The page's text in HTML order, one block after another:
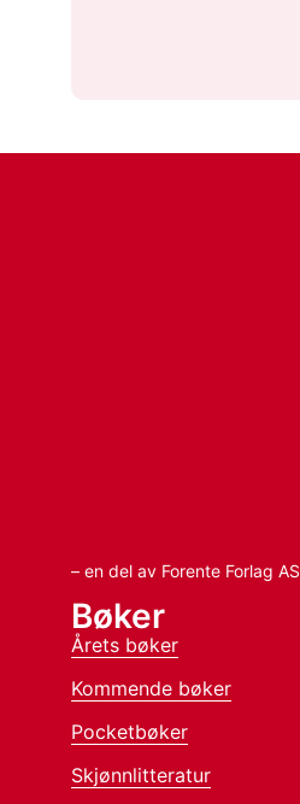
– en del av Forente Forlag AS
Bøker
Årets bøker
Kommende bøker
Pocketbøker
Skjønnlitteratur